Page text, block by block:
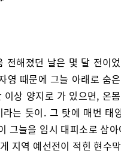
전해졌던 날은 몇 달 전이
영 때문에 그늘 아래로 숨
상 양지로 가 있으면, 온
는 듯이. 그 탓에 매번 태
그늘을 임시 대피소로 삼
지역 예선전이 적힌 현수